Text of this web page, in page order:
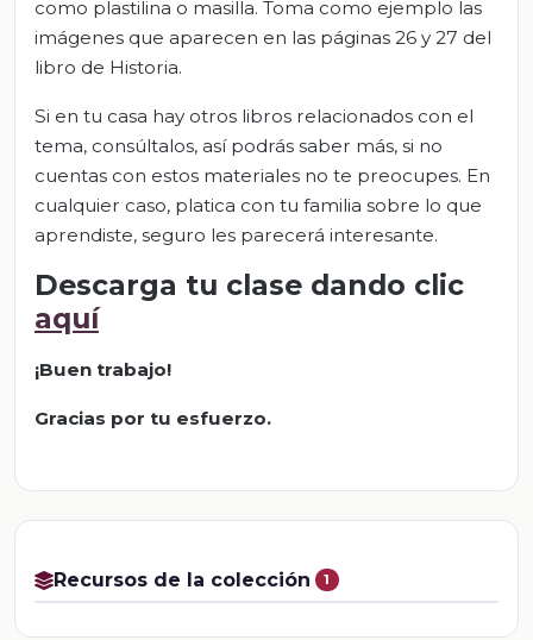
como plastilina o masilla. Toma como ejemplo las
imágenes que aparecen en las páginas 26 y 27 del
libro de Historia.
Si en tu casa hay otros libros relacionados con el
tema, consúltalos, así podrás saber más, si no
cuentas con estos materiales no te preocupes. En
cualquier caso, platica con tu familia sobre lo que
aprendiste, seguro les parecerá interesante.
Descarga tu clase dando clic
aquí
¡Buen trabajo!
Gracias por tu esfuerzo.
Recursos de la colección 1